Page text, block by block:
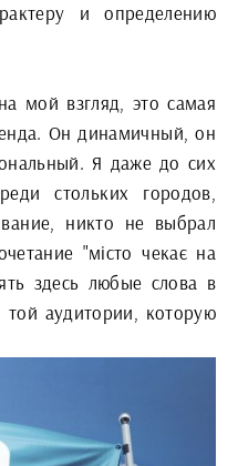
и определению
мой взгляд, это самая
Он динамичный, он
Я даже до сих
стольких городов,
никто не выбрал
"місто чекає на
здесь любые слова в
той аудитории, которую